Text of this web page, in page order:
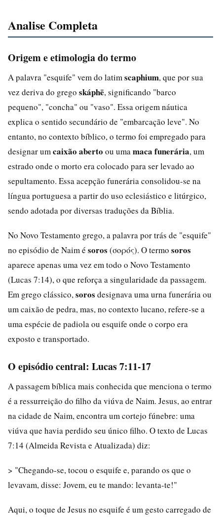
Analise Completa
Origem e etimologia do termo
A palavra "esquife" vem do latim scaphium, que por sua
vez deriva do grego skáphē, significando "barco
pequeno", "concha" ou "vaso". Essa origem náutica
explica o sentido secundário de "embarcação leve". No
entanto, no contexto bíblico, o termo foi empregado para
designar um caixão aberto ou uma maca funerária, um
estrado onde o morto era colocado para ser levado ao
sepultamento. Essa acepção funerária consolidou-se na
língua portuguesa a partir do uso eclesiástico e litúrgico,
sendo adotada por diversas traduções da Bíblia.
No Novo Testamento grego, a palavra por trás de "esquife"
no episódio de Naim é soros (σορός). O termo soros
aparece apenas uma vez em todo o Novo Testamento
(Lucas 7:14), o que reforça a singularidade da passagem.
Em grego clássico, soros designava uma urna funerária ou
um caixão de pedra, mas, no contexto lucano, refere-se a
uma espécie de padiola ou esquife onde o corpo era
exposto e transportado.
O episódio central: Lucas 7:11-17
A passagem bíblica mais conhecida que menciona o termo
é a ressurreição do filho da viúva de Naim. Jesus, ao entrar
na cidade de Naim, encontra um cortejo fúnebre: uma
viúva que havia perdido seu único filho. O texto de Lucas
7:14 (Almeida Revista e Atualizada) diz:
> "Chegando-se, tocou o esquife e, parando os que o
levavam, disse: Jovem, eu te mando: levanta-te!"
Aqui, o toque de Jesus no esquife é um gesto carregado de